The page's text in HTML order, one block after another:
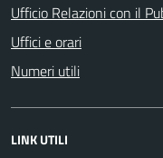
Ufficio Relazioni con il
Uffici e orari
Numeri utili
LINK UTILI